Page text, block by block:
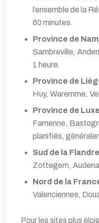
l’ensemble de la
60 minutes.
Province de
Sambreville,
1 heure.
Province de
Huy, Waremme,
Province de
Famenne,
planifiés,
Sud de la Flandre
Zottegem,
Nord de la
Valenciennes,
Pour les sites plus